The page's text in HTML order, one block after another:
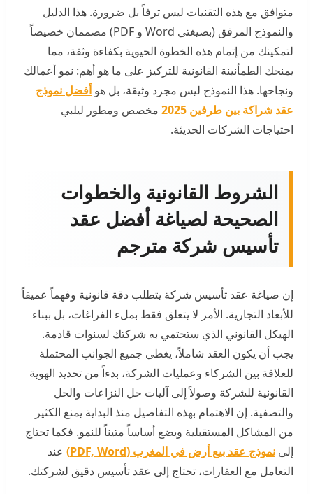
متوافق مع هذه التقنيات ليس ترفاً بل ضرورة. هذا الدليل
والنموذج المرفق (بصيغتي Word و PDF) مصممان خصيصاً
لتمكينك من إتمام هذه الخطوة الحيوية بكفاءة وثقة، مما
يمنحك الطمأنينة القانونية للتركيز على ما هو أهم: نمو أعمالك
ونجاحها. هذا النموذج ليس مجرد وثيقة، بل هوأفضل نموذج
عقد شراكة بين طرفين 2025
مخصص ومطور ليلبي
احتياجات الشركات الحديثة.
الشروط القانونية والخطوات
الصحيحة لصياغة أفضل عقد
تأسيس شركة مترجم
إن صياغة عقد تأسيس شركة يتطلب دقة قانونية وفهماً عميقاً
للأبعاد التجارية. الأمر لا يتعلق فقط بملء الفراغات، بل ببناء
الهيكل القانوني الذي ستحتمي به شركتك لسنوات قادمة.
يجب أن يكون العقد شاملاً، يغطي جميع الجوانب المحتملة
للعلاقة بين الشركاء وعمليات الشركة، بدءاً من تحديد الهوية
القانونية للشركة وصولاً إلى آليات حل النزاعات والحل
والتصفية. إن الاهتمام بهذه التفاصيل منذ البداية يمنع الكثير
من المشاكل المستقبلية ويضع أساساً متيناً للنمو. فكما تحتاج
إلى نموذج عقد بيع أرض في المغرب (PDF, Word)
عند
التعامل مع العقارات، تحتاج إلى عقد تأسيس دقيق لشركتك.